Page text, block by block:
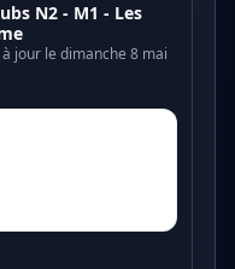
N2 - M1 - Les
jour le dimanche 8 mai